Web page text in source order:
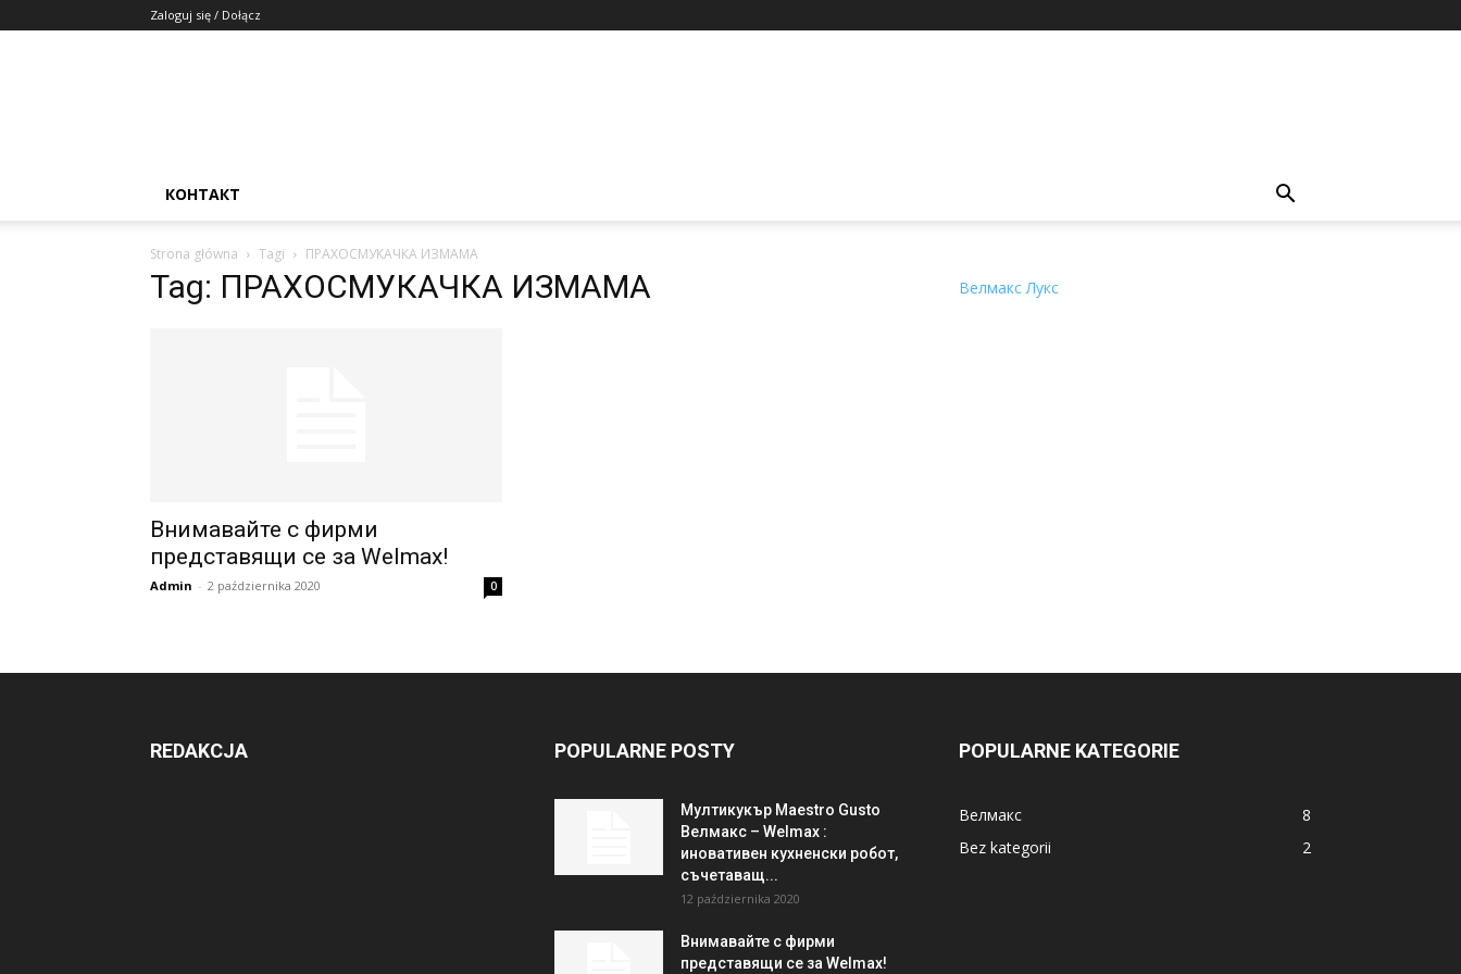
Zaloguj się / Dołącz
КОНТАКТ
Strona główna Tagi ПРАХОСМУКАЧКА ИЗМАМА
Tag: ПРАХОСМУКАЧКА ИЗМАМА
Внимавайте с фирми
представящи се за Welmax!
Admin - 2 października 2020 0
Велмакс Лукс
REDAKCJA POPULARNE POSTY
Мултикукър Maestro Gusto
Велмакс – Welmax :
иновативен кухненски робот,
съчетаващ...
12 października 2020
Внимавайте с фирми
представящи се за Welmax!
POPULARNE KATEGORIE
Велмакс
8
Bez kategorii
2